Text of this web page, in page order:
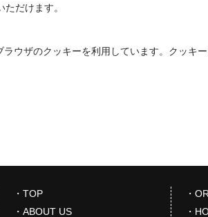
だけます。
ウザのクッキーを利用しています。クッキ
・TOP
・ABOUT US
・
・